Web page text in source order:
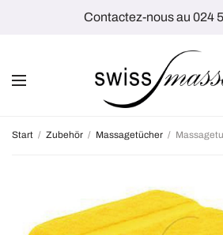
Contactez-nous au 024
Start / Zubehör / Massagetücher /